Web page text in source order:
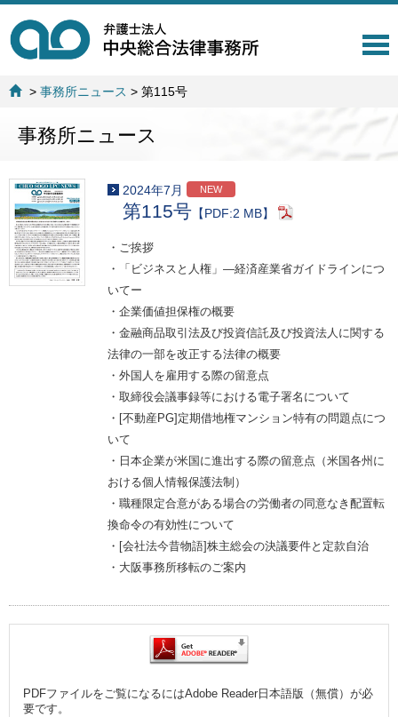
T
>事務所ニュース >第115号
事務所ニュース
2024年7月 NEW
第115号 【PDF:2 MB】
・ご挨拶
・「ビジネスと人権」―経済産業省ガイドラインにつ
いてー
・企業価値担保権の概要
・金融商品取引法及び投資信託及び投資法人に関する
法律の一部を改正する法律の概要
・外国人を雇用する際の留意点
・取締役会議事録等における電子署名について
・[不動産PG]定期借地権マンション特有の問題点につ
いて
・日本企業が米国に進出する際の留意点（米国各州に
おける個人情報保護法制）
・職種限定合意がある場合の労働者の同意なき配置転
換命令の有効性について
・[会社法今昔物語]株主総会の決議要件と定款自治
・大阪事務所移転のご案内
PDFファイルをご覧になるにはAdobe Reader日本語版（無償）が必
要です。